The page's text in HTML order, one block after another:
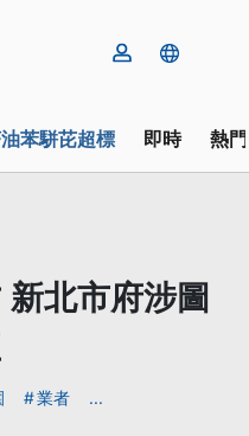
苯駢芘超標 即時 熱
北市府涉圖
業者 ...